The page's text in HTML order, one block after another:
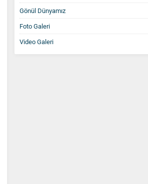
Gönül Dünyamız
Foto Galeri
Video Galeri